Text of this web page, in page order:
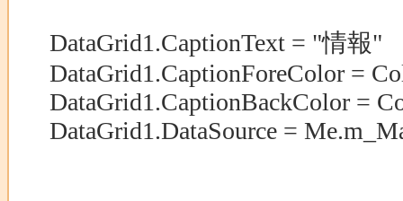
DataGrid1.CaptionText = "情報"
DataGrid1.CaptionForeColor =
DataGrid1.CaptionBackColor =
DataGrid1.DataSource =